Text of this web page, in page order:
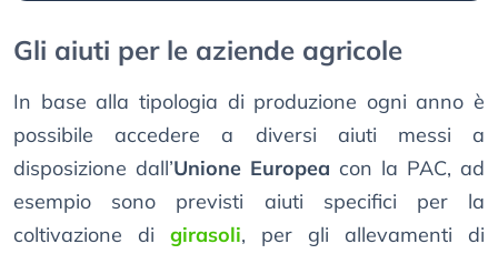
Gli aiuti per le aziende agricole
In base alla tipologia di produzione ogni anno è
possibile accedere a diversi aiuti messi a
disposizione dall’Unione Europea con la PAC, ad
esempio sono previsti aiuti specifici per la
coltivazione di girasoli, per gli allevamenti di